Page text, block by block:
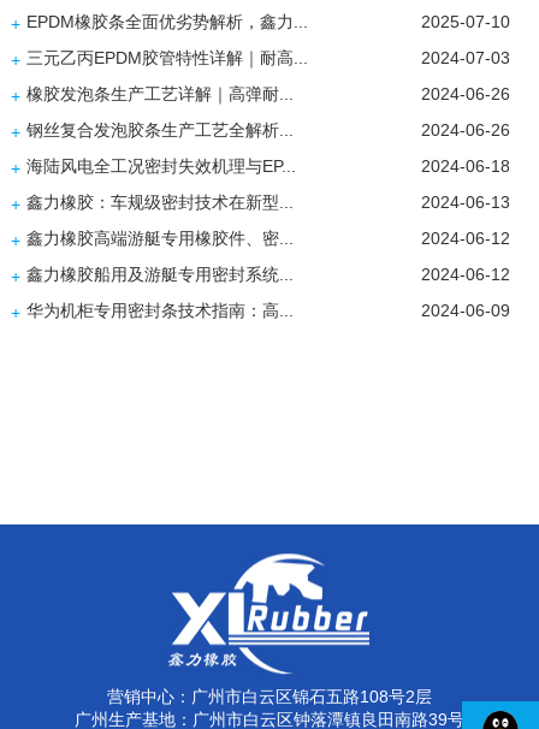
+ EPDM橡胶条全面优劣势解析，鑫力...
2025-07-10
+ 三元乙丙EPDM胶管特性详解｜耐高...
2024-07-03
+ 橡胶发泡条生产工艺详解｜高弹耐...
2024-06-26
+ 钢丝复合发泡胶条生产工艺全解析...
2024-06-26
+ 海陆风电全工况密封失效机理与EP...
2024-06-18
+ 鑫力橡胶：车规级密封技术在新型...
2024-06-13
+ 鑫力橡胶高端游艇专用橡胶件、密...
2024-06-12
+ 鑫力橡胶船用及游艇专用密封系统...
2024-06-12
+ 华为机柜专用密封条技术指南：高... 2024-06-09
营销中心：广州市白云区锦石五路108号2层
广州生产基地：广州市白云区钟落潭镇良田南路39号